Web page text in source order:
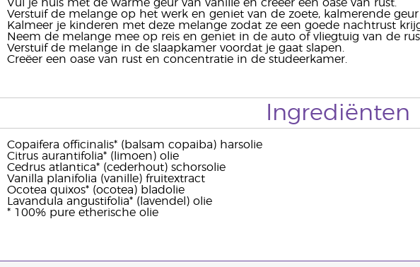
Vul je huis met de warme geur van vanille en creëer een oase van rust.
Verstuif de melange op het werk en geniet van de zoete, kalmerende
Kalmeer je kinderen met deze melange zodat ze een goede nachtrust
Neem de melange mee op reis en geniet in de auto of vliegtuig van de
Verstuif de melange in de slaapkamer voordat je gaat slapen.
Creëer een oase van rust en concentratie in de studeerkamer.
Ingrediënten
Copaifera officinalis* (balsam copaiba) harsolie
Citrus aurantifolia* (limoen) olie
Cedrus atlantica* (cederhout) schorsolie
Vanilla planifolia (vanille) fruitextract
Ocotea quixos* (ocotea) bladolie
Lavandula angustifolia* (lavendel) olie
* 100% pure etherische olie